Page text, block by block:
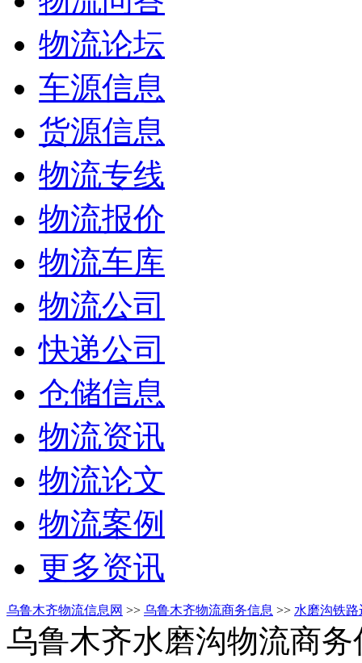
物流论坛
车源信息
货源信息
物流专线
物流报价
物流车库
物流公司
快递公司
仓储信息
物流资讯
物流论文
物流案例
更多资讯
乌鲁木齐物流信息网 >> 乌鲁木齐物流商务信息 >> 水磨沟铁
乌鲁木齐水磨沟物流商